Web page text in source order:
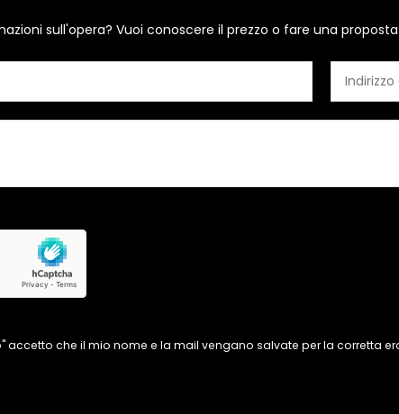
sull'opera? Vuoi conoscere il prezzo o fare una
accetto che il mio nome e la mail vengano salvate per la corretta